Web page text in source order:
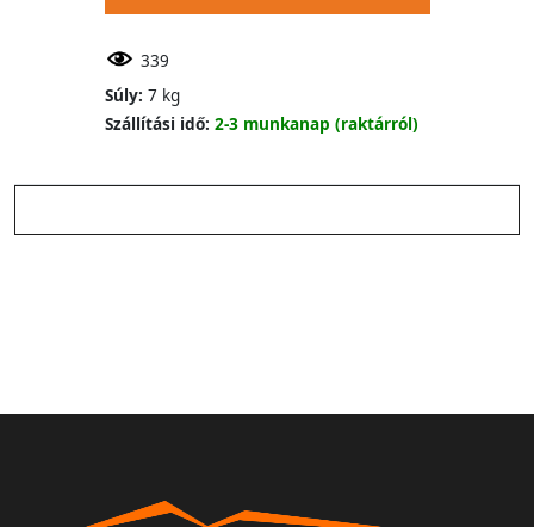
339
Súly: 7 kg
Szállítási idő: 2-3 munkanap (raktárról)